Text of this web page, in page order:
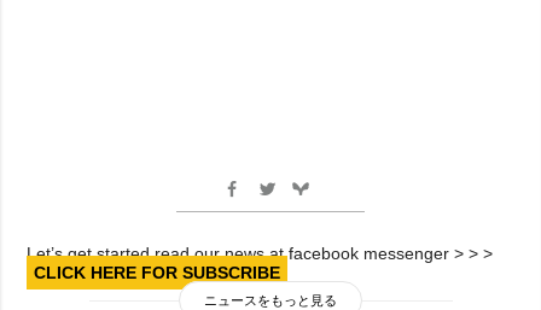
Let’s get started read our news at facebook messenger > > >
CLICK HERE FOR SUBSCRIBE
ニュースをもっと見る